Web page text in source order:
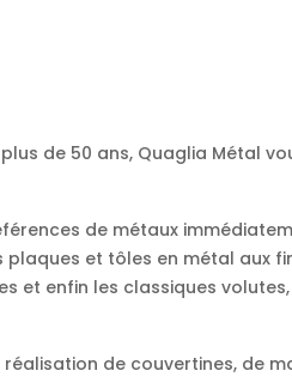
de 50 ans, Quaglia Métal
de métaux
et tôles en métal aux
et enfin les classiques
de couvertines, de